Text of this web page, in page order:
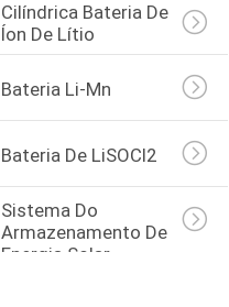
Cilíndrica Bateria De
Íon De Lítio
Bateria Li-Mn
Bateria De LiSOCl2
Sistema Do
Armazenamento De
Energia Solar